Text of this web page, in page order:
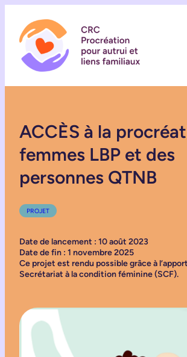
ACCÈS à la
femmes LBP et des
personnes QTNB
PROJET
Date de lancement : 10 août 2023
Date de fin : 1 novembre 2025
Ce projet est rendu possible grâce à
Secrétariat à la condition féminine (SCF).